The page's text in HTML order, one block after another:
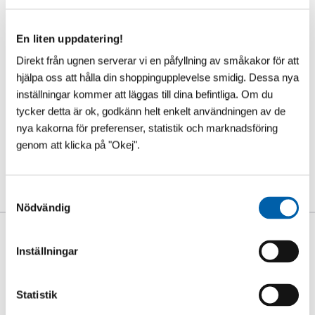
En liten uppdatering!
Direkt från ugnen serverar vi en påfyllning av småkakor för att
hjälpa oss att hålla din shoppingupplevelse smidig. Dessa nya
inställningar kommer att läggas till dina befintliga. Om du
tycker detta är ok, godkänn helt enkelt användningen av de
nya kakorna för preferenser, statistik och marknadsföring
genom att klicka på "Okej".
a
Nödvändig
Inställningar
Statistik
Taggar
Pooler Poolkemikalier Poolrobotar
Spabad & Spakemikalier Pooltillbehör Poolinstallation
#poolblogg
#Spabadsblogg
Poolvärmepumpar
GreenMachine Poolklubben AB